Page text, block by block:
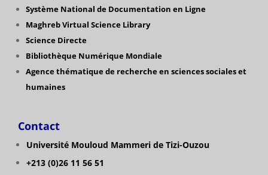
Système National de Documentation en Ligne
Maghreb Virtual Science Library
Science Directe
Bibliothèque Numérique Mondiale
Agence thématique de recherche en sciences sociales et
humaines
Contact
Université Mouloud Mammeri de Tizi-Ouzou
+213 (0)26 11 56 51